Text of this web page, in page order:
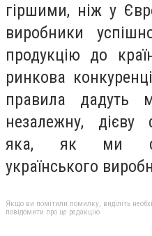
гіршими, ніж у
виробники
продукцію до
ринкова
правила дадуть
незалежну, дієву
яка, як ми
українського
Якщо ви помітили помилку, виділіть
повідомити про це редакцію